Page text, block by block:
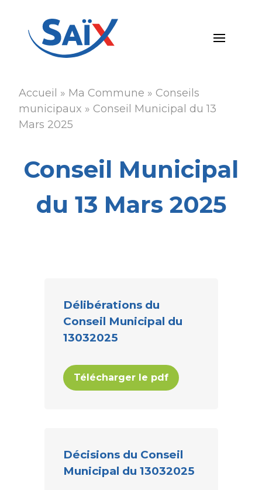
contenu
principal
d'Ariane
Accueil Ma Commune
Conseils
municipaux
Conseil Municipal du 13
Mars 2025
Conseil Municipal
du 13 Mars 2025
Délibérations du
Conseil Municipal du
13032025
Télécharger le pdf
Décisions du Conseil
Municipal du 13032025